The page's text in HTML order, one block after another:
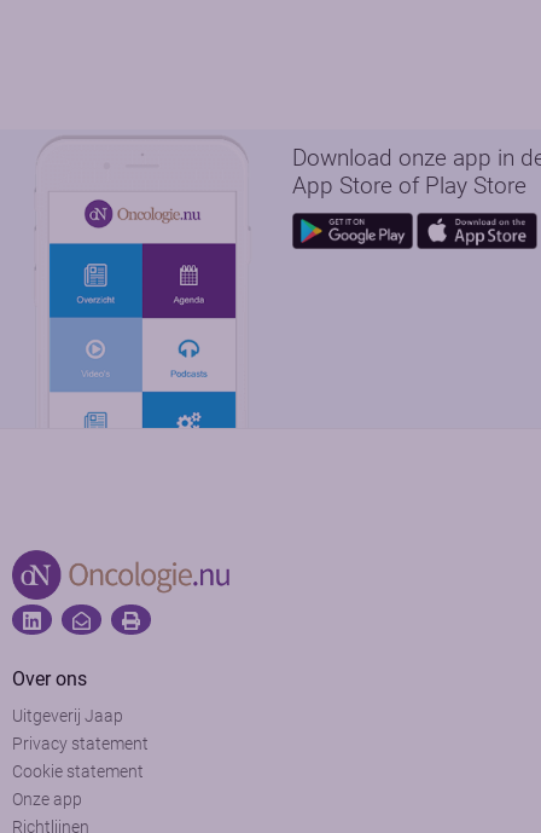
Download onze app in
App Store of Play Store
Over ons
Uitgeverij Jaap
Privacy statement
Cookie statement
Onze app
Richtlijnen